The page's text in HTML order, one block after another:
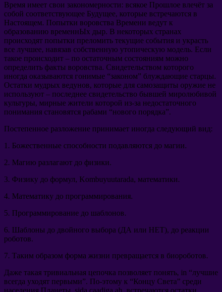
Время имеет свои закономерности: всякое Прошлое влечёт за
собой соответствующее Будущее, которые встречаются в
Настоящем. Попытки воровства Времени ведут к
образованию временнЫх дыр. В некоторых странах
происходят попытки преломить текущие события и украсть
все лучшее, навязав собственную утопическую модель. Если
такое происходит – по остаточным состояниям можно
определить факты воровства. Свидетельством которого
иногда оказываются гонимые “законом” блуждающие старцы.
Остатки мудрых ведунов, которые для самозащиты оружие не
используют – последнее свидетельство бывшей миролюбивой
культуры, мирные жители которой из-за недостаточного
понимания становятся рабами “нового порядка”.
Постепенное разложение принимает иногда следующий вид:
1. Божественные способности подавляются до магии.
2. Магию разлагают до физики.
3. Физику до формул, Kombuyuutarada, математики.
4. Математику до программирования.
5. Программирование до шаблонов.
6. Шаблоны до двойного выбора (ДА или НЕТ), до реакции
роботов.
7. Таким образом форма жизни превращается в биороботов.
Даже такая тривиальная цепочка позволяет понять, in “лучшие
всегда уходят первыми”. По-этому к “Концу Света” среди